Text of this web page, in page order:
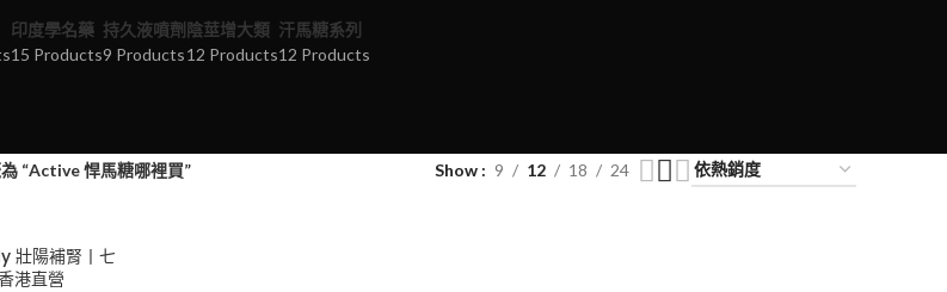
印度學名藥
15 Products
持久液噴劑
9 Products
陰莖增大類
12 Products
汗馬糖系列
12 Products
“Active 悍馬糖哪裡買” Show 9 12 18 24
壯陽補腎丨七
港直營